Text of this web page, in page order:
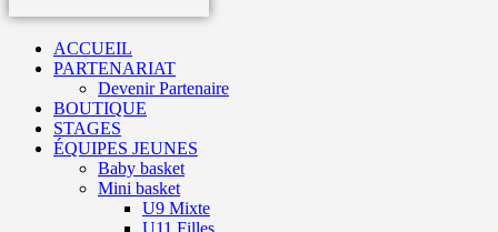
ACCUEIL
PARTENARIAT
Devenir Partenaire
BOUTIQUE
STAGES
ÉQUIPES JEUNES
Baby basket
Mini basket
U9 Mixte
U11 Filles